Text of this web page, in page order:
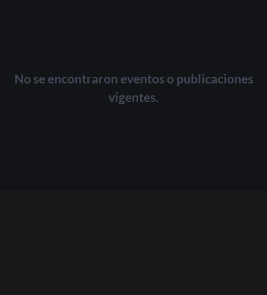
No se encontraron eventos o publicaciones
vigentes.